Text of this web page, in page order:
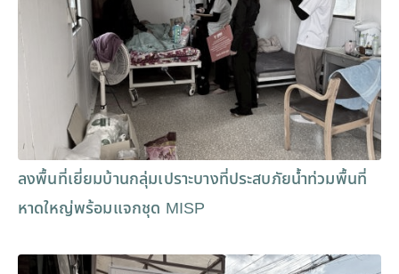
ลงพื้นที่เยี่ยมบ้านกลุ่มเปราะบางที่ประสบภัยน้ำท่วมพื้นที่
หาดใหญ่พร้อมแจกชุด MISP